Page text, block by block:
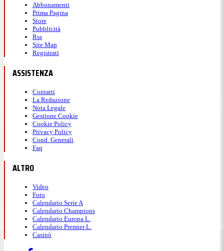
Abbonamenti
Prima Pagina
Store
Pubblicità
Rss
Site Map
Registrati
ASSISTENZA
Contatti
La Redazione
Nota Legale
Gestione Cookie
Cookie Policy
Privacy Policy
Cond. Generali
Faq
ALTRO
Video
Foto
Calendario Serie A
Calendario Champions
Calendario Europa L.
Calendario Premier L.
Casinò